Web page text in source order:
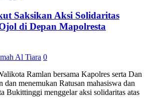
Saksikan Aksi Solidaritas
di Depan Mapolresta
Al Tiara 0
Ramlan bersama Kapolres serta Dan
menemukan Ratusan mahasiswa dan
Bukittinggi menggelar aksi solidaritas atas